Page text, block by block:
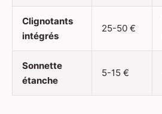
Clignotants
intégrés
25-50 €
Sonnette
étanche
5-15 €